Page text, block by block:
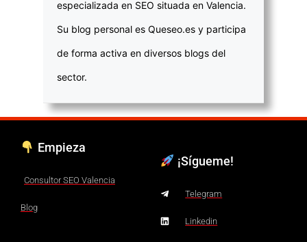
especializada en SEO situada en Valencia.
Su blog personal es Queseo.es y participa
de forma activa en diversos blogs del
sector.
Empieza
Consultor SEO Valencia
Blog
¡Sígueme!
Telegram
Linkedin